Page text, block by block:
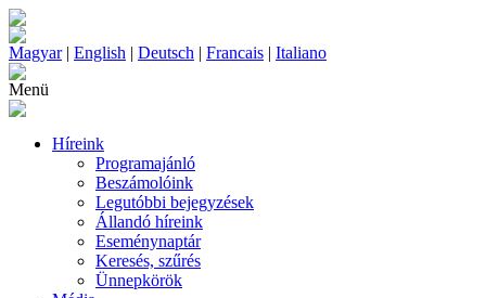
Magyar| English | Deutsch | Francais | Italiano
Menü
Híreink
Programajánló
Beszámolóink
Legutóbbi bejegyzések
Állandó híreink
Eseménynaptár
Keresés, szűrés
Ünnepkörök